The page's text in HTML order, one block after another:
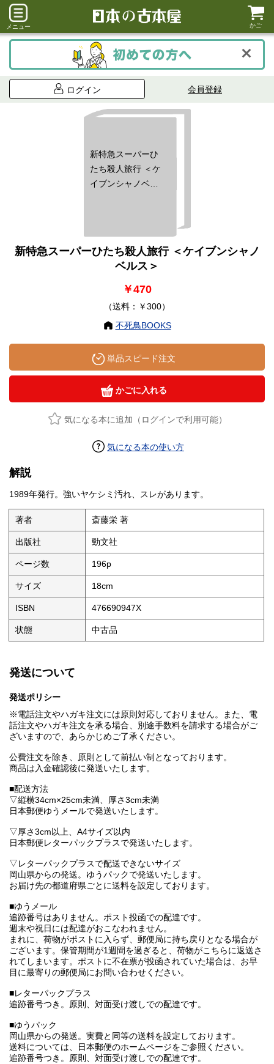
メニュー かご
ログイン 会員登録
新特急スーパーひ
たち殺人旅行 ＜ケ
イブンシャノベル
新特急スーパーひたち殺人旅行 ＜ケイブンシャノ
ベルス＞
￥470
（送料：￥300）
不死鳥BOOKS
単品スピード注文
かごに入れる
気になる本に追加（ログインで利用可能）
気になる本の使い方
解説
1989年発行。強いヤケシミ汚れ、スレがあります。
著者 斎藤栄 著
出版社 勁文社
ページ数 196p
サイズ 18cm
ISBN 476690947X
状態 中古品
発送について
発送ポリシー
※電話注文やハガキ注文には原則対応しておりません。また、電
話注文やハガキ注文を承る場合、別途手数料を請求する場合がご
ざいますので、あらかじめご了承ください。
公費注文を除き、原則として前払い制となっております。
商品は入金確認後に発送いたします。
■配送方法
▽縦横34cm×25cm未満、厚さ3cm未満
日本郵便ゆうメールで発送いたします。
▽厚さ3cm以上、A4サイズ以内
日本郵便レターパックプラスで発送いたします。
▽レターパックプラスで配送できないサイズ
岡山県からの発送。ゆうパックで発送いたします。
お届け先の都道府県ごとに送料を設定しております。
■ゆうメール
追跡番号はありません。ポスト投函での配達です。
週末や祝日には配達がおこなわれません。
まれに、荷物がポストに入らず、郵便局に持ち戻りとなる場合が
ございます。保管期間が1週間を過ぎると、荷物がこちらに返送さ
れてしまいます。ポストに不在票が投函されていた場合は、お早
目に最寄りの郵便局にお問い合わせください。
■レターパックプラス
追跡番号つき。原則、対面受け渡しでの配達です。
■ゆうパック
岡山県からの発送。実費と同等の送料を設定しております。
送料については、日本郵便のホームページをご参照ください。
追跡番号つき。原則、対面受け渡しでの配達です。